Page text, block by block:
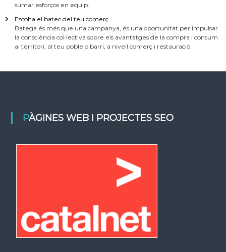
sumar esforços en equip.
Escolta el batec del teu comerç
Batega és més que una campanya, és una oportunitat per impulsar
la consciència col·lectiva sobre els avantatges de la compra i consum
al territori, al teu poble o barri, a nivell comerç i restauració.
PÀGINES WEB I PROJECTES SEO